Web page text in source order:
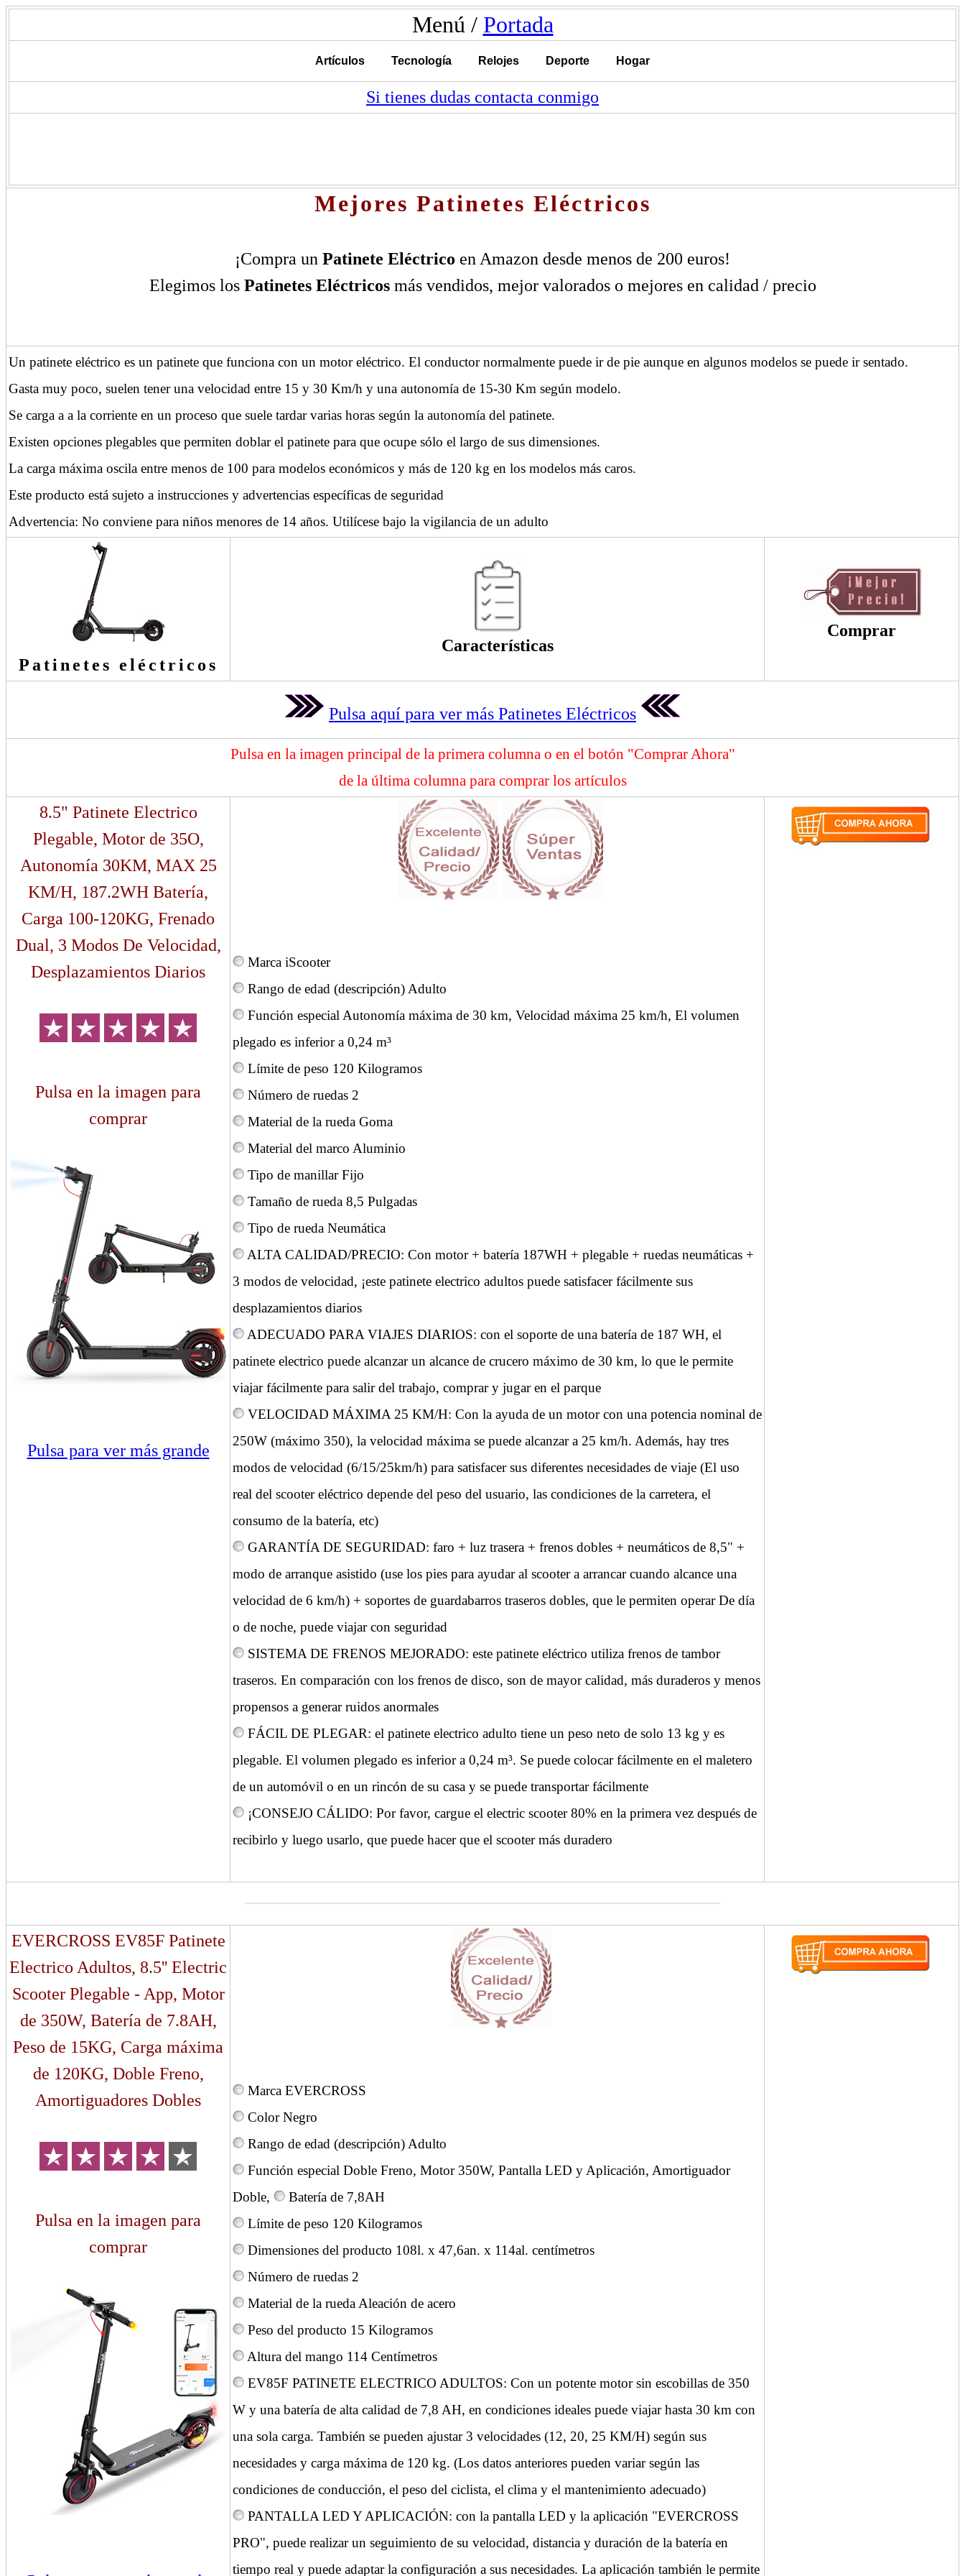
Menú / Portada
Artículos Tecnología Relojes Deporte Hogar
Si tienes dudas contacta conmigo
Mejores Patinetes Eléctricos
¡Compra un Patinete Eléctrico en Amazon desde menos de 200 euros!
Elegimos los Patinetes Eléctricosmás vendidos, mejor valorados o mejores en calidad / precio
Un patinete eléctrico es un patinete que funciona con un motor eléctrico. El conductor normalmente puede ir de pie aunque en algunos modelos se puede ir sentado.
Gasta muy poco, suelen tener una velocidad entre 15 y 30 Km/h y una autonomía de 15-30 Km según modelo.
Se carga a a la corriente en un proceso que suele tardar varias horas según la autonomía del patinete.
Existen opciones plegables que permiten doblar el patinete para que ocupe sólo el largo de sus dimensiones.
La carga máxima oscila entre menos de 100 para modelos económicos y más de 120 kg en los modelos más caros.
Este producto está sujeto a instrucciones y advertencias específicas de seguridad
Advertencia: No conviene para niños menores de 14 años. Utilícese bajo la vigilancia de un adulto
Patinetes eléctricos
Características
Comprar
Pulsa aquí para ver más Patinetes Eléctricos
Pulsa en la imagen principal de la primera columna o en el botón "Comprar Ahora"
de la última columna para comprar los artículos
8.5" Patinete Electrico
Plegable, Motor de 35O,
Autonomía 30KM, MAX 25
KM/H, 187.2WH Batería,
Carga 100-120KG, Frenado
Dual, 3 Modos De Velocidad,
Desplazamientos Diarios
Pulsa en la imagen para
comprar
Pulsa para ver más grande
Marca iScooter
Rango de edad (descripción) Adulto
Función especial Autonomía máxima de 30 km, Velocidad máxima 25 km/h, El volumen
plegado es inferior a 0,24 m³
Límite de peso 120 Kilogramos
Número de ruedas 2
Material de la rueda Goma
Material del marco Aluminio
Tipo de manillar Fijo
Tamaño de rueda 8,5 Pulgadas
Tipo de rueda Neumática
ALTA CALIDAD/PRECIO: Con motor + batería 187WH + plegable + ruedas neumáticas +
3 modos de velocidad, ¡este patinete electrico adultos puede satisfacer fácilmente sus
desplazamientos diarios
ADECUADO PARA VIAJES DIARIOS: con el soporte de una batería de 187 WH, el
patinete electrico puede alcanzar un alcance de crucero máximo de 30 km, lo que le permite
viajar fácilmente para salir del trabajo, comprar y jugar en el parque
VELOCIDAD MÁXIMA 25 KM/H: Con la ayuda de un motor con una potencia nominal de
250W (máximo 350), la velocidad máxima se puede alcanzar a 25 km/h. Además, hay tres
modos de velocidad (6/15/25km/h) para satisfacer sus diferentes necesidades de viaje (El uso
real del scooter eléctrico depende del peso del usuario, las condiciones de la carretera, el
consumo de la batería, etc)
GARANTÍA DE SEGURIDAD: faro + luz trasera + frenos dobles + neumáticos de 8,5" +
modo de arranque asistido (use los pies para ayudar al scooter a arrancar cuando alcance una
velocidad de 6 km/h) + soportes de guardabarros traseros dobles, que le permiten operar De día
o de noche, puede viajar con seguridad
SISTEMA DE FRENOS MEJORADO: este patinete eléctrico utiliza frenos de tambor
traseros. En comparación con los frenos de disco, son de mayor calidad, más duraderos y menos
propensos a generar ruidos anormales
FÁCIL DE PLEGAR: el patinete electrico adulto tiene un peso neto de solo 13 kg y es
plegable. El volumen plegado es inferior a 0,24 m³. Se puede colocar fácilmente en el maletero
de un automóvil o en un rincón de su casa y se puede transportar fácilmente
¡CONSEJO CÁLIDO: Por favor, cargue el electric scooter 80% en la primera vez después de
recibirlo y luego usarlo, que puede hacer que el scooter más duradero
EVERCROSS EV85F Patinete
Electrico Adultos, 8.5'' Electric
Scooter Plegable - App, Motor
de 350W, Batería de 7.8AH,
Peso de 15KG, Carga máxima
de 120KG, Doble Freno,
Amortiguadores Dobles
Pulsa en la imagen para
comprar
Marca EVERCROSS
Color Negro
Rango de edad (descripción) Adulto
Función especial Doble Freno, Motor 350W, Pantalla LED y Aplicación, Amortiguador
Doble,
Batería de 7,8AH
Límite de peso 120 Kilogramos
Dimensiones del producto 108l. x 47,6an. x 114al. centímetros
Número de ruedas 2
Material de la rueda Aleación de acero
Peso del producto 15 Kilogramos
Altura del mango 114 Centímetros
EV85F PATINETE ELECTRICO ADULTOS: Con un potente motor sin escobillas de 350
W y una batería de alta calidad de 7,8 AH, en condiciones ideales puede viajar hasta 30 km con
una sola carga. También se pueden ajustar 3 velocidades (12, 20, 25 KM/H) según sus
necesidades y carga máxima de 120 kg. (Los datos anteriores pueden variar según las
condiciones de conducción, el peso del ciclista, el clima y el mantenimiento adecuado)
PANTALLA LED Y APLICACIÓN: con la pantalla LED y la aplicación "EVERCROSS
PRO", puede realizar un seguimiento de su velocidad, distancia y duración de la batería en
tiempo real y puede adaptar la configuración a sus necesidades. La aplicación también le permite